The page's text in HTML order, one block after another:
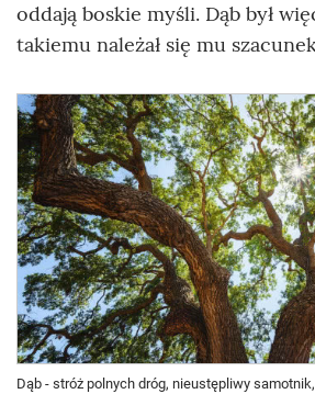
oddają boskie myśli. Dąb był
takiemu należał się mu
Dąb - stróż polnych dróg, nieustępliwy